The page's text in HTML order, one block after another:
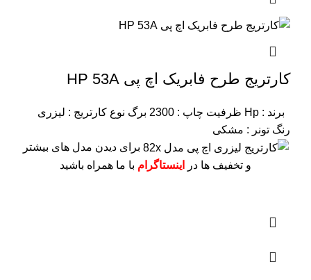
کارتریج طرح فابریک اچ پی HP 53A
برند : Hp ظرفیت چاپ : 2300 برگ
نوع کارتریج : لیزری
رنگ تونر : مشکی
برای دیدن مدل های بیشتر
و تخفیف ها در
اینستاگرام با ما همراه باشید